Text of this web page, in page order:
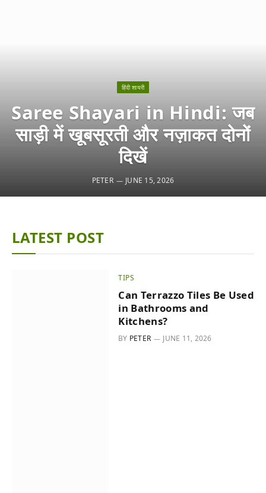
हिंदी शायरी
Saree Shayari in Hindi: जब
साड़ी में खूबसूरती और नज़ाकत दोनों
दिखें
PETER JUNE 15, 2026
LATEST POST
TIPS
Can Terrazzo Tiles Be Used
in Bathrooms and
Kitchens?
BY PETER JUNE 11, 2026